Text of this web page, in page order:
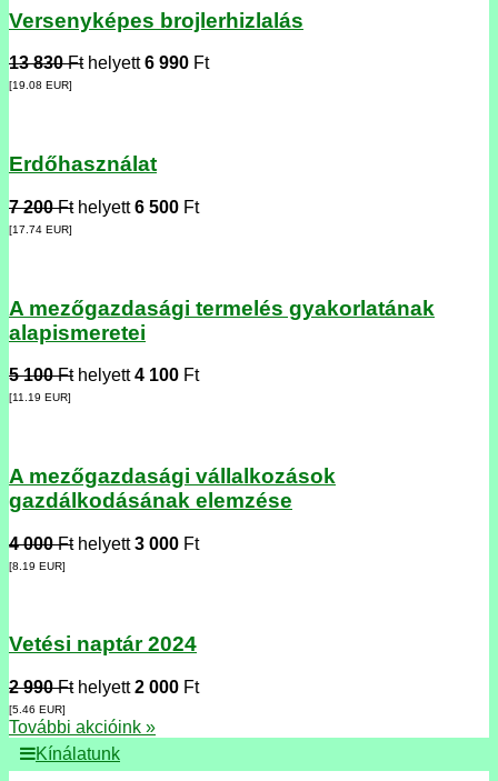
Versenyképes brojlerhizlalás
13 830 Fthelyett6 990 Ft
[19.08 EUR]
Erdőhasználat
7 200 Fthelyett6 500 Ft
[17.74 EUR]
A mezőgazdasági termelés gyakorlatának
alapismeretei
5 100 Fthelyett4 100 Ft
[11.19 EUR]
A mezőgazdasági vállalkozások
gazdálkodásának elemzése
4 000 Fthelyett3 000 Ft
[8.19 EUR]
Vetési naptár 2024
2 990 Fthelyett2 000 Ft
[5.46 EUR]
További akcióink »
Kínálatunk